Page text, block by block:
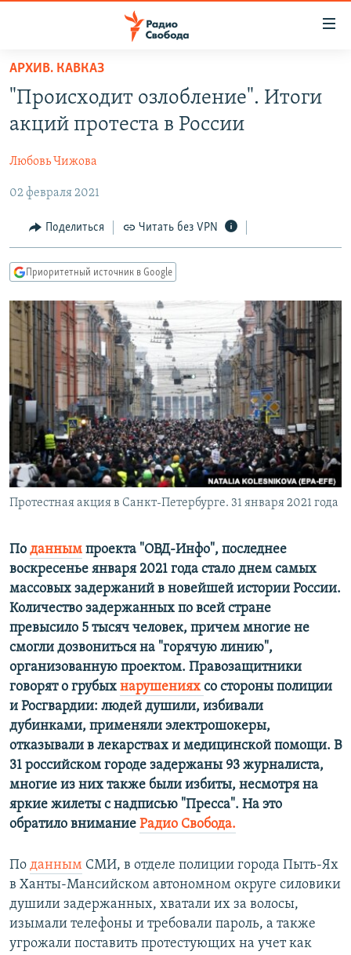
упрощенного
доступа
Вернуться
основному
Вернутся
главной
навигации
Вернутся
поиску
ПРОГРАММЫ
ПОДКАСТЫ
АВТОРСКИЕ ПРОЕКТЫ
ЦИТАТЫ СВОБОДЫ
МНЕНИЯ
КУЛЬТУРА
IDEL.РЕАЛИИ
КАВКАЗ.РЕАЛИИ
СЕВЕР.РЕАЛИИ
СИБИРЬ.РЕАЛИИ
РАСПИСАНИЕ ВЕЩАНИЯ
ПОДПИШИТЕСЬ НА РАССЫЛКУ
СОЦИАЛЬНЫЕ СЕТИ
Все сайты РСЕ/РС
АРХИВ. КАВКАЗ
"Происходит озлобление". Итоги
акций протеста в России
Любовь Чижова
02 февраля 2021
Поделиться Читать без VPN
Приоритетный источник в Google
Протестная акция в Санкт-Петербурге. 31 января 2021 года
По данным проекта "ОВД-Инфо", последнее
воскресенье января 2021 года стало днем самых
массовых задержаний в новейшей истории России.
Количество задержанных по всей стране
превысило 5 тысяч человек, причем многие не
смогли дозвониться на "горячую линию",
организованную проектом. Правозащитники
говорят о грубых нарушениях со стороны полиции
и Росгвардии: людей душили, избивали
дубинками, применяли электрошокеры,
отказывали в лекарствах и медицинской помощи. В
31 российском городе задержаны 93 журналиста,
многие из них также были избиты, несмотря на
яркие жилеты с надписью "Пресса". На это
обратило внимание Радио Свобода.
По данным СМИ, в отделе полиции города Пыть-Ях
в Ханты-Мансийском автономном округе силовики
душили задержанных, хватали их за волосы,
изымали телефоны и требовали пароль, а также
угрожали поставить протестующих на учет как